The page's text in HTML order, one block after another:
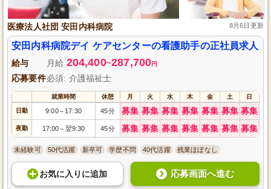
医療法人社団 安田内科病院 8月6日更新
安田内科病院デイ ケアセンターの看護助手の正社員求人
給与 月給 204,400~287,700円
応募要件必須: 介護福祉士
就業時間 休憩 月 火 水 木 金 土 日
日勤 9:00～ 17:30 45分 募集 募集 募集 募集 募集 募集 募集
夜勤 17:00～ 翌9:30 45分 募集 募集 募集 募集 募集 募集 募集
未経験可 50代活躍 新卒可 学歴不問 40代活躍 残業ほぼなし
お気に入り に追加 応募画面へ進む